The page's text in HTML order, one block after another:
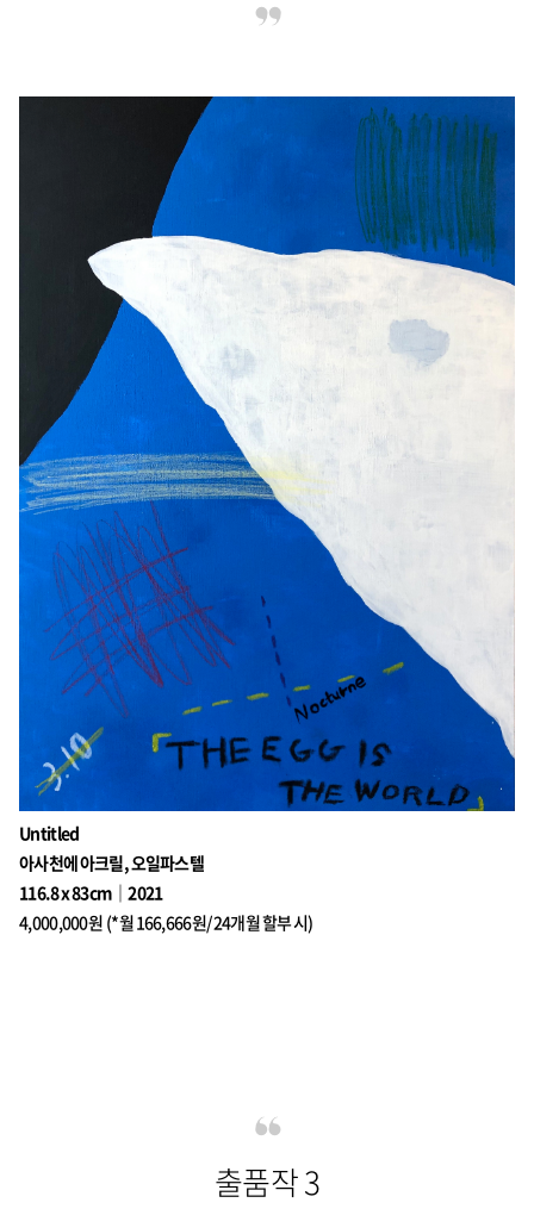
Untitled
아사천에 아크릴, 오일파스텔
116.8 x 83cm｜2021
4,000,000원 (*월 166,666원/ 24개월 할부 시)
출품작 3